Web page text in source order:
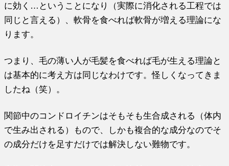
に効く…ということになり（実際に消化される工程では
同じと言える）、軟骨を食べれば軟骨が増える理論にな
ります。
つまり、毛の薄い人が毛髪を食べれば毛が生える理論と
は基本的に考え方は同じなわけです。怪しくなってきま
したね（笑）。
関節中のコンドロイチンはそもそも生合成される（体内
で生み出される）もので、しかも複合的な成分なのでそ
の成分だけを足すだけでは解決しない難物です。